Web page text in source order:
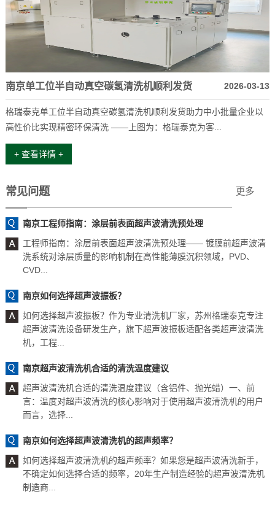
南京单工位半自动真空碳氢清洗机顺利发货 2026-03-13
格瑞泰克单工位半自动真空碳氢清洗机顺利发货助力中小批量企业以
高性价比实现精密环保清洗 ——上图为：格瑞泰克为客...
+ 查看详情 +
常见问题 更多
南京工程师指南：涂层前表面超声波清洗预处理
工程师指南：涂层前表面超声波清洗预处理—— 镀膜前超声波清
洗系统对涂层质量的影响机制在高性能薄膜沉积领域，PVD、
CVD...
南京如何选择超声波振板？
如何选择超声波振板？作为专业清洗机厂家，苏州格瑞泰克专注
超声波清洗设备研发生产，旗下超声波振板适配各类超声波清洗
机，工程...
南京超声波清洗机合适的清洗温度建议
超声波清洗机合适的清洗温度建议（含铝件、抛光蜡）一、前
言：温度对超声波清洗的核心影响对于使用超声波清洗机的用户
而言，选择...
南京如何选择超声波清洗机的超声频率？
如何选择超声波清洗机的超声频率？如果您是超声波清洗新手，
不确定如何选择合适的频率，20年生产制造经验的超声波清洗机
制造商...